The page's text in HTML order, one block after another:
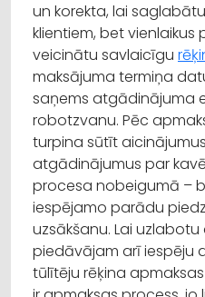
un korekta, lai
klientiem, bet vienlaikus
veicinātu savlaicīgu
maksājuma termiņa
saņems atgādinājuma
robotzvanu. Pēc
turpina sūtīt
atgādinājumus par
procesa nobeigumā –
iespējamo parādu
uzsākšanu. Lai
piedāvājam arī iespēju
tūlītēju rēķina